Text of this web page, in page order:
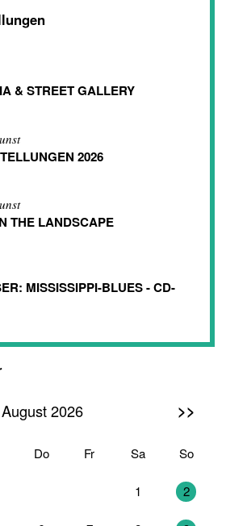
& STREET GALLERY
2026
THE LANDSCAPE
MISSISSIPPI-BLUES - CD-
August 2026 >>
Do Fr Sa So
1 2